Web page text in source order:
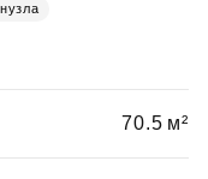
70.5 м²